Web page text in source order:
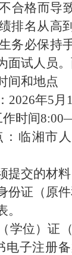
合格而导
排名从高
务必保持
面试人员
间和地点
2026年5月
时间
临湘市
提交的材料
份证（原件
学位）证
电子注册